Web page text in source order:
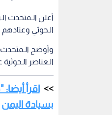
أعلن الـمتحدث
الـحوثي
وأوضح الـمتحدث
الـعناصر
اقرأ
بسيادة اليمن